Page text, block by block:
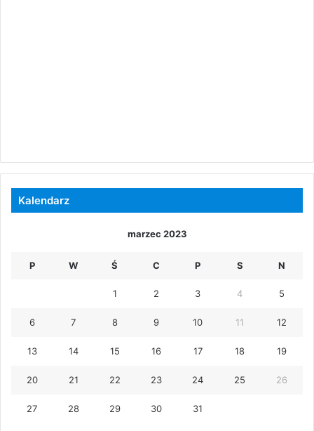
Kalendarz
marzec 2023
P W Ś C P S N
1 2 3 4 5
6 7 8 9 10 11 12
13 14 15 16 17 18 19
20 21 22 23 24 25 26
27 28 29 30 31